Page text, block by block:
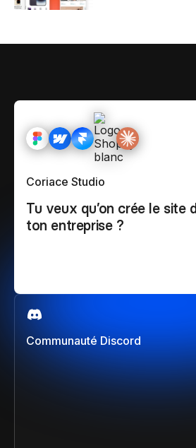
Communauté Discord
Coriace Studio
Tu veux qu’on crée le site
ton entreprise ?